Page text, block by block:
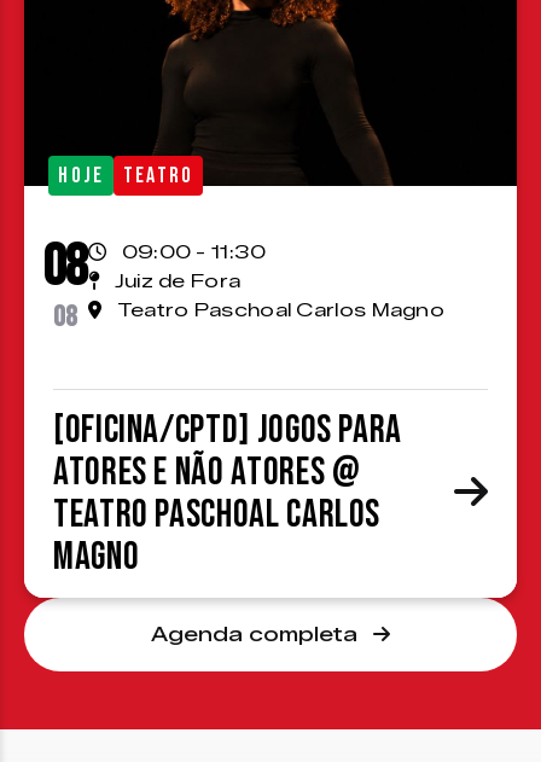
HOJE TEATRO
08
08
09:00 - 11:30
Juiz de Fora
Teatro Paschoal Carlos Magno
[OFICINA/CPTD] Jogos para
atores e não atores @
Teatro Paschoal Carlos
Magno
Agenda completa